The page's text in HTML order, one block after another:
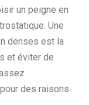
un peigne en
Une
denses est la
et éviter de
des raisons